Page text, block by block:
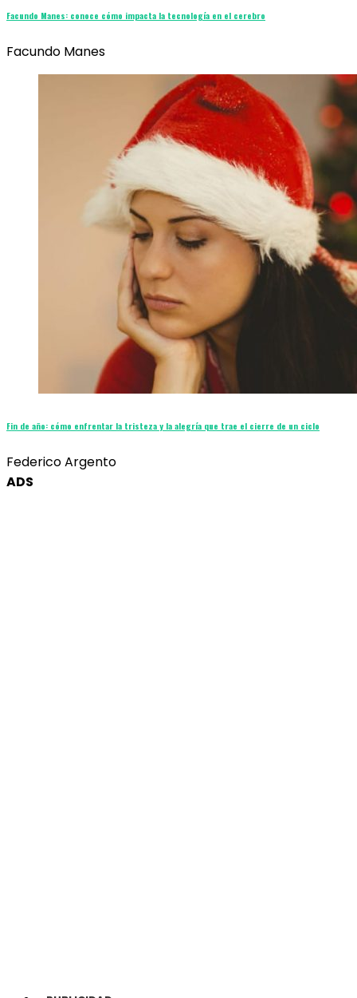
Facundo Manes: conoce cómo impacta la tecnología en el cerebro
Facundo Manes
Fin de año: cómo enfrentar la tristeza y la alegría que trae el cierre de un ciclo
Federico Argento
ADS